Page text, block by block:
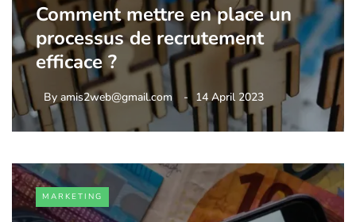
Comment mettre en place un
processus de recrutement
efficace ?
By amis2web@gmail.com 14 April 2023
MARKETING